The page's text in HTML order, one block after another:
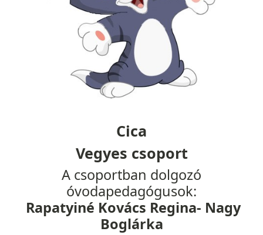
Cica
Vegyes csoport
A csoportban dolgozó
óvodapedagógusok:
Rapatyiné Kovács Regina- Nagy
Boglárka